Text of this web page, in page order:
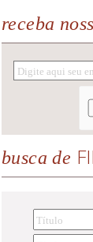
receba
busca de